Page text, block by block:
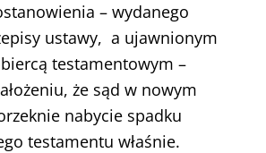
– wydanego
ustawy, a ujawnionym
testamentowym –
że sąd w nowym
nabycie spadku
testamentu właśnie.